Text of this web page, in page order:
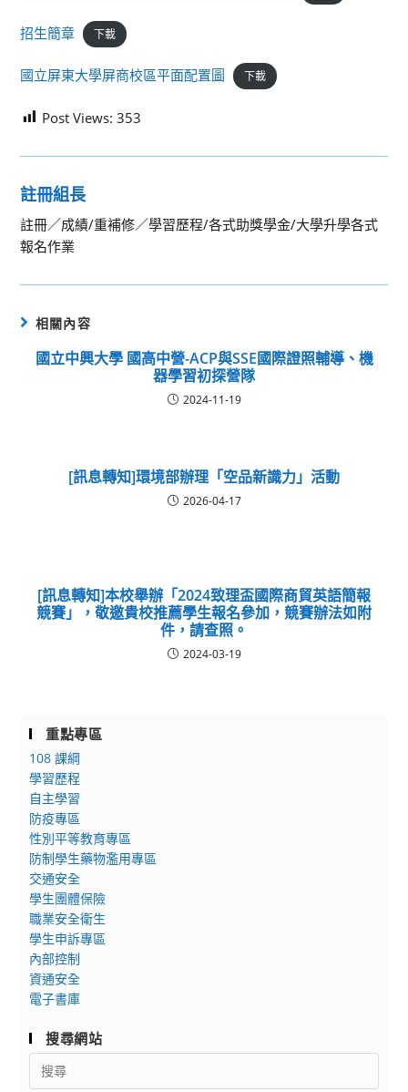
招生簡章 下載
國立屏東大學屏商校區平面配置圖 下載
Post Views: 353
註冊組長
註冊／成績/重補修／學習歷程/各式助獎學金/大學升學各式
報名作業
相關內容
國立中興大學 國高中營-ACP與SSE國際證照輔導、機
器學習初探營隊
2024-11-19
[訊息轉知]環境部辦理「空品新識力」活動
2026-04-17
[訊息轉知]本校舉辦「2024致理盃國際商貿英語簡報
競賽」，敬邀貴校推薦學生報名參加，競賽辦法如附
件，請查照。
2024-03-19
重點專區
108 課綱
學習歷程
自主學習
防疫專區
性別平等教育專區
防制學生藥物濫用專區
交通安全
學生團體保險
職業安全衛生
學生申訴專區
內部控制
資通安全
電子書庫
搜尋網站
Search
for: